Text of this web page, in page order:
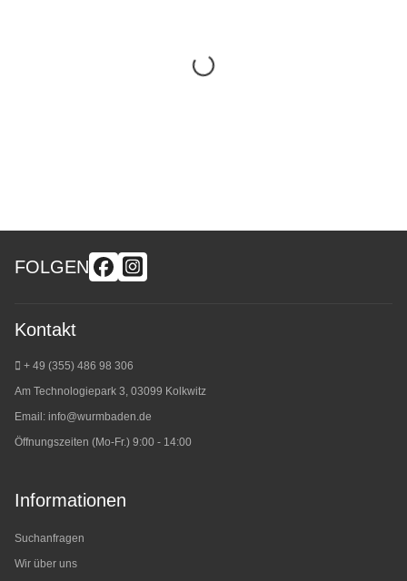
FOLGEN
Kontakt
+ 49 (355) 486 98 306
Am Technologiepark 3, 03099 Kolkwitz
Email: info@wurmbaden.de
Öffnungszeiten (Mo-Fr.) 9:00 - 14:00
Informationen
Suchanfragen
Wir über uns